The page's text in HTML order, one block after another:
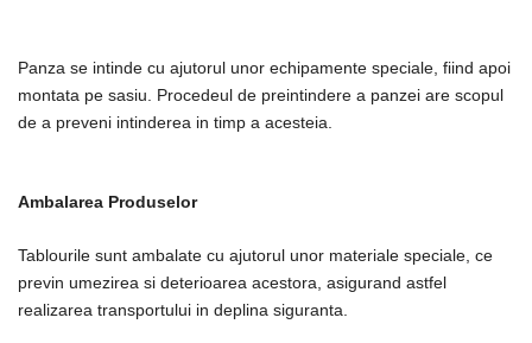
Panza se intinde cu ajutorul unor echipamente speciale, fiind apoi
montata pe sasiu. Procedeul de preintindere a panzei are scopul
de a preveni intinderea in timp a acesteia.
Ambalarea Produselor
Tablourile sunt ambalate cu ajutorul unor materiale speciale, ce
previn umezirea si deterioarea acestora, asigurand astfel
realizarea transportului in deplina siguranta.